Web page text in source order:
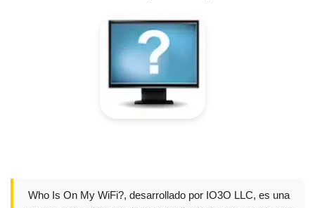
Who Is On My WiFi?, desarrollado por IO3O LLC, es una